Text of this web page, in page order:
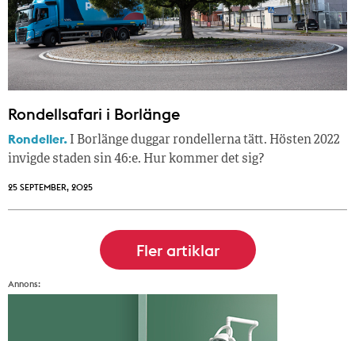
Rondellsafari i Borlänge
Rondeller. I Borlänge duggar rondellerna tätt. Hösten 2022
invigde staden sin 46:e. Hur kommer det sig?
25 SEPTEMBER, 2025
Annons: